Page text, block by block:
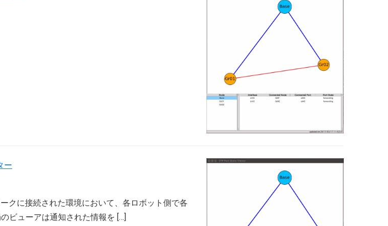
ー
クに接続された環境において、各ロボット側で各
ビューアは通知された情報を […]